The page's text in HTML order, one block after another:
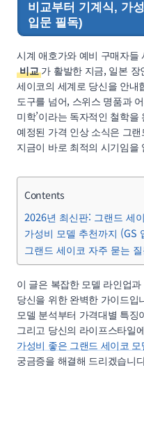
비교부터 기계식, 가
입문 필독)
시계 애호가와 예비 구매자들
비교 가 활발한 지금, 일본
세이코의 세계로 당신을 안내
도구를 넘어, 스위스 명품과
미학’이라는 독자적인 철학
예정된 가격 인상 소식은 그
지금이 바로 최적의 시기임을
Contents
2026년 최신판: 그랜드 세
가성비 모델 추천까지 (GS
그랜드 세이코 자주 묻는
이 글은 복잡한 모델 라인업
당신을 위한 완벽한 가이드
모델 분석부터 가격대별 특징
그리고 당신의 라이프스타일
가성비 좋은 그랜드 세이코 모
궁금증을 해결해 드리겠습니